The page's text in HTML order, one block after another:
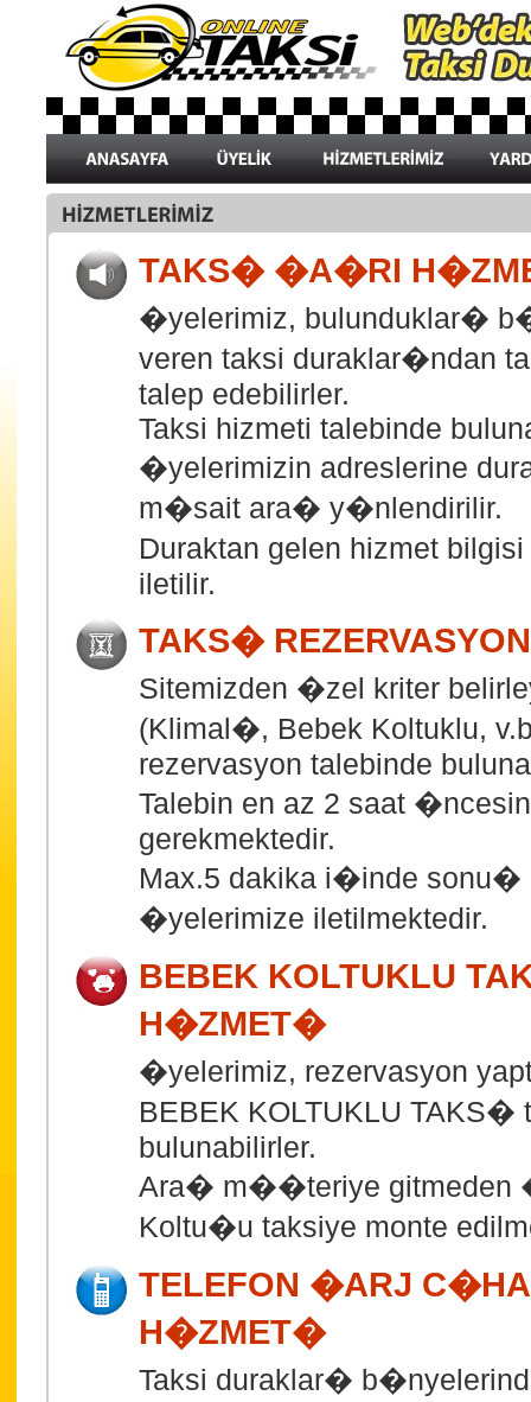
TAKS� �A�RI
�yelerimiz, bulunduklar�
veren taksi duraklar�ndan
talep edebilirler.
Taksi hizmeti talebinde
�yelerimizin adreslerine
m�sait ara� y�nlendirilir.
Duraktan gelen hizmet
iletilir.
TAKS�
Sitemizden �zel kriter
(Klimal�, Bebek Koltuklu,
rezervasyon talebinde
Talebin en az 2 saat
gerekmektedir.
Max.5 dakika i�inde sonu�
�yelerimize iletilmektedir.
BEBEK KOLTUKLU
H�ZMET�
�yelerimiz, rezervasyon
BEBEK KOLTUKLU TAKS�
bulunabilirler.
Ara� m��teriye gitmeden
Koltu�u taksiye monte
TELEFON �ARJ
H�ZMET�
Taksi duraklar�